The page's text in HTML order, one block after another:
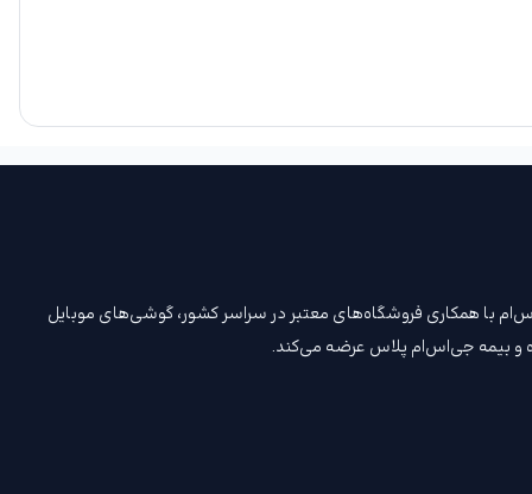
جی‌اس‌ام با همکاری فروشگاه‌های معتبر در سراسر کشور، گوشی‌های موبایل